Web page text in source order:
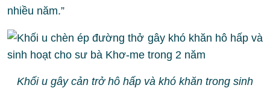
nhiều năm.”
Khối u gây cản trở hô hấp và khó khăn trong sinh